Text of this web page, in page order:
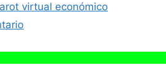
virtual económico